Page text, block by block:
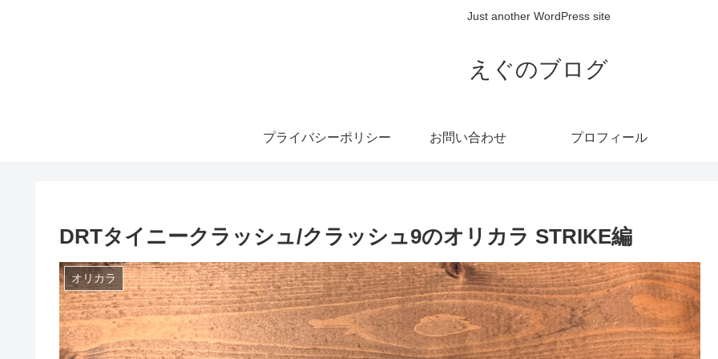
Just another WordPress site
えぐのブログ
プライバシーポリシー お問い合わせ プロフィール
DRTタイニークラッシュ/クラッシュ9のオリカラ STRIKE編
オリカラ